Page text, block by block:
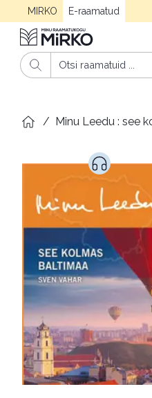
MIRKO E-raamatud
/ Minu Leedu : see